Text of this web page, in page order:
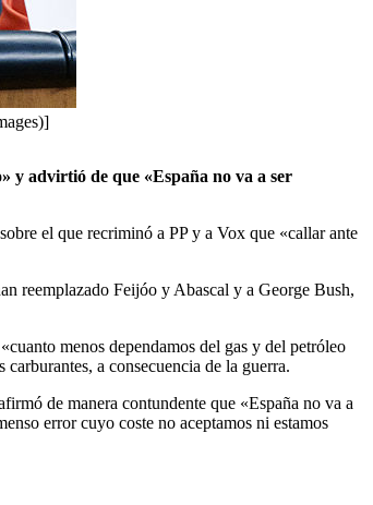
y advirtió de que «España no va a ser
el que recriminó a PP y a Vox que «callar ante
reemplazado Feijóo y Abascal y a George Bush,
menos dependamos del gas y del petróleo
a consecuencia de la guerra.
de manera contundente que «España no va a
error cuyo coste no aceptamos ni estamos